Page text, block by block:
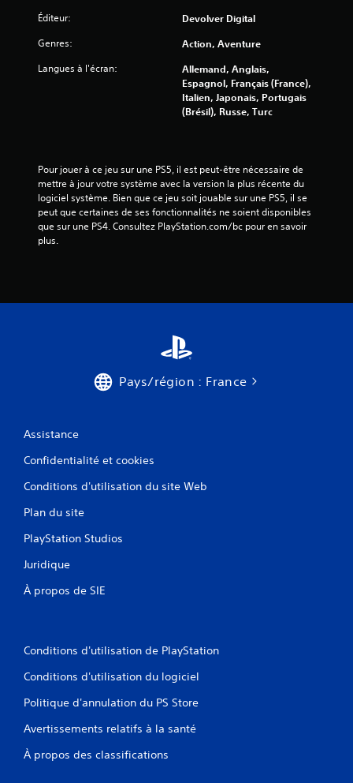
a
s
)
Éditeur: Devolver Digital
Genres: Action, Aventure
Langues à l'écran:
Allemand, Anglais,
Espagnol, Français (France),
Italien, Japonais, Portugais
(Brésil), Russe, Turc
Pour jouer à ce jeu sur une PS5, il est peut-être nécessaire de
mettre à jour votre système avec la version la plus récente du
logiciel système. Bien que ce jeu soit jouable sur une PS5, il se
peut que certaines de ses fonctionnalités ne soient disponibles
que sur une PS4. Consultez PlayStation.com/bc pour en savoir
plus.
Pays/région : France
Assistance
Confidentialité et cookies
Conditions d'utilisation du site Web
Plan du site
PlayStation Studios
Juridique
À propos de SIE
Conditions d'utilisation de PlayStation
Conditions d'utilisation du logiciel
Politique d'annulation du PS Store
Avertissements relatifs à la santé
À propos des classifications